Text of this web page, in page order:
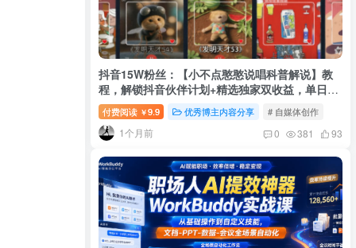
抖音15W粉丝：【小不点憨憨说唱科普解说】教
程，解锁抖音伙伴计划+精选独家双收益，单日
1k+
付费阅读 ￥9.9 优秀博主内容分享 # 自媒体创作
1个月前 0 381 93